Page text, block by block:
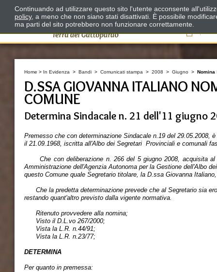
Il
Home > In Evidenza > Bandi > Comunicati stampa > 2008 > Giugno > Nomina
D.SSA GIOVANNA ITALIANO
COMUNE
Determina Sindacale n. 21 dell'11 giugno
Premesso che con determinazione Sindacale n.19 del 29.05.2008,
il 21.09.1968, iscritta all'Albo dei Segretari Provinciali e comunali
Che con deliberazione n. 266 del 5 giugno 2008, acquisita al
Amministrazione dell'Agenzia Autonoma per la Gestione dell'Albo
questo Comune quale Segretario titolare, la D.ssa Giovanna
Che la predetta determinazione prevede che al Segretario sia
restando quant'altro previsto dalla vigente normativa.
Ritenuto provvedere alla nomina;
Visto il D.L.vo 267/2000;
Vista la L.R. n.44/91;
Vista la L.R. n.23/77;
DETERMINA
Per quanto in premessa:
Continuando ad utilizzare questo sito l'utente acconsente
policy, a meno che non siano stati disattivati. È possibile
ma parti del sito potrebbero non funzionare correttamente.